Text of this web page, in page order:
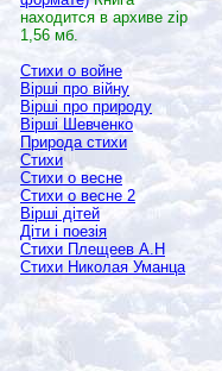
находится в архиве zip
1,56 мб.
Стихи о войне
Вірші про війну
Вірші про природу
Вірші Шевченко
Природа стихи
Стихи
Стихи о весне
Стихи о весне 2
Вірші дітей
Діти і поезія
Стихи Плещеев А.Н
Стихи Николая Уманца